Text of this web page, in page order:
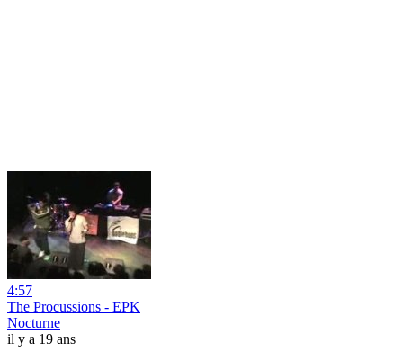
4:57
The Procussions - EPK
Nocturne
il y a 19 ans